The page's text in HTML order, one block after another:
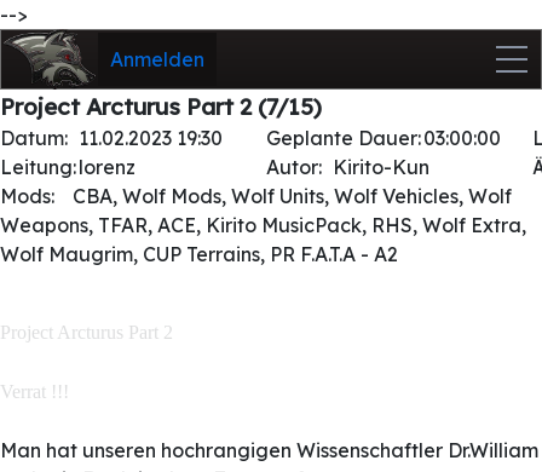
-->
Anmelden
Project Arcturus Part 2 (7/15)
Datum: 11.02.2023 19:30 Geplante Dauer:03:00:00
Leitung:lorenz Autor: Kirito-Kun
Mods:
CBA, Wolf Mods, Wolf Units, Wolf Vehicles, Wolf
Weapons, TFAR, ACE, Kirito MusicPack, RHS, Wolf Extra,
Wolf Maugrim, CUP Terrains, PR F.A.T.A - A2
Project Arcturus Part 2
Verrat !!!
Man hat unseren hochrangigen Wissenschaftler Dr.William